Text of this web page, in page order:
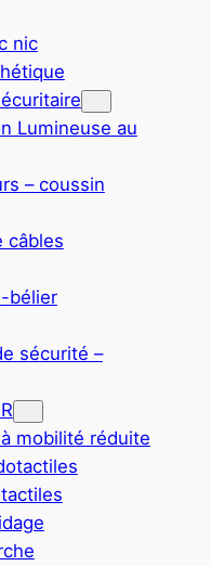
nic
Lumineuse au
– coussin
câbles
bélier
sécurité –
mobilité réduite